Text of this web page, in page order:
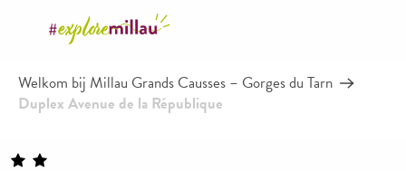
principal
Welkom bij Millau Grands Causses – Gorges du Tarn
Duplex Avenue de la République